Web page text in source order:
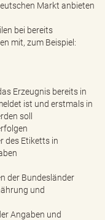
Markt anbieten
bei bereits
mit, zum Beispiel:
Erzeugnis bereits in
ist und erstmals in
soll
des Etiketts in
der Bundesländer
und
Angaben und